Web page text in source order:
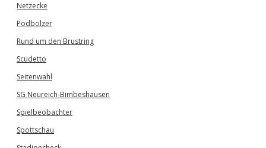
Netzecke
Podbolzer
Rund um den Brustring
Scudetto
Seitenwahl
SG Neureich-Bimbeshausen
Spielbeobachter
Spottschau